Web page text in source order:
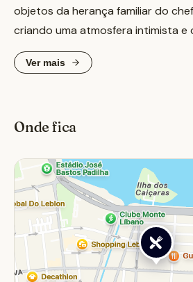
objetos da herança familiar do
criando uma atmosfera intimista e
No cardápio, destacam-se as
nhoque dourado. Para a
certeiras. O Babbo Osteria é ideal
descontraído, um jantar especial a
celebrar ocasiões importantes,
experiência gastronômica que
Ver mais
Onde fica